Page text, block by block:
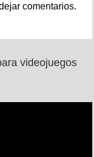
comentarios.
videojuegos